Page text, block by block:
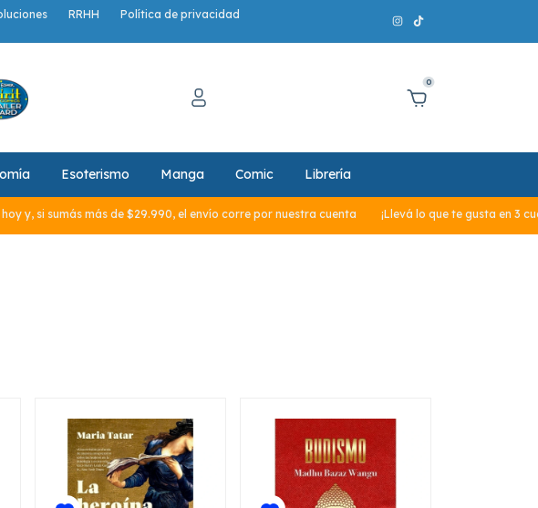
RRHH
Política de privacidad
0
Esoterismo Manga Comic Librería
más de $29.990, el envío corre por nuestra cuenta ¡Llevá lo que te gusta en 3 cuotas sin